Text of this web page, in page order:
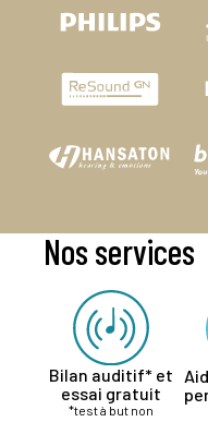
Nos services
Bilan auditif* et
essai gratuit
*test à but non